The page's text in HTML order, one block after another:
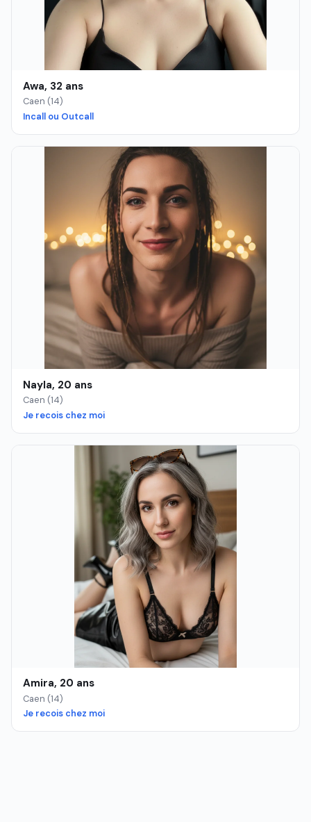
Awa, 32 ans
Caen (14)
Incall ou Outcall
Nayla, 20 ans
Caen (14)
Je recois chez moi
Amira, 20 ans
Caen (14)
Je recois chez moi